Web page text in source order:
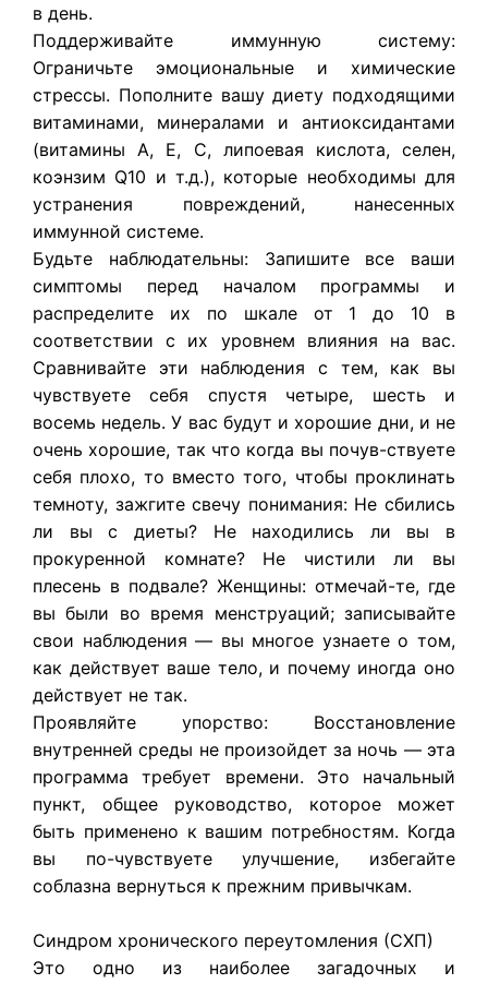
в день.
Поддерживайте иммунную систему:
Ограничьте эмоциональные и химические
стрессы. Пополните вашу диету подходящими
витаминами, минералами и антиоксидантами
(витамины А, Е, С, липоевая кислота, селен,
коэнзим Q10 и т.д.), которые необходимы для
устранения повреждений, нанесенных
иммунной системе.
Будьте наблюдательны: Запишите все ваши
симптомы перед началом программы и
распределите их по шкале от 1 до 10 в
соответствии с их уровнем влияния на вас.
Сравнивайте эти наблюдения с тем, как вы
чувствуете себя спустя четыре, шесть и
восемь недель. У вас будут и хорошие дни, и не
очень хорошие, так что когда вы почув-ствуете
себя плохо, то вместо того, чтобы проклинать
темноту, зажгите свечу понимания: Не сбились
ли вы с диеты? Не находились ли вы в
прокуренной комнате? Не чистили ли вы
плесень в подвале? Женщины: отмечай-те, где
вы были во время менструаций; записывайте
свои наблюдения — вы многое узнаете о том,
как действует ваше тело, и почему иногда оно
действует не так.
Проявляйте упорство: Восстановление
внутренней среды не произойдет за ночь — эта
программа требует времени. Это начальный
пункт, общее руководство, которое может
быть применено к вашим потребностям. Когда
вы по-чувствуете улучшение, избегайте
соблазна вернуться к прежним привычкам.
Синдром хронического переутомления (СХП)
Это одно из наиболее загадочных и